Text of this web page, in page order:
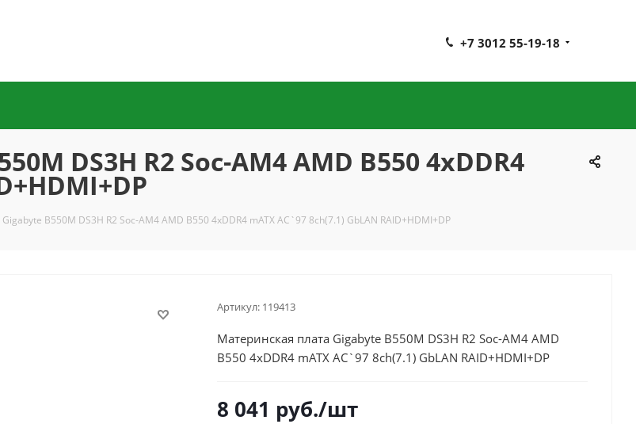
+7 3012 55-19-18
DS3H R2 Soc-AM4 AMD B550 4xDDR4
B550M DS3H R2 Soc-AM4 AMD B550 4xDDR4 mATX AC`97 8ch(7.1) GbLAN RAID+HDMI+DP
Артикул: 119413
Материнская плата Gigabyte B550M DS3H R2 Soc-AM4 AMD
B550 4xDDR4 mATX AC`97 8ch(7.1) GbLAN RAID+HDMI+DP
8 041 руб./шт